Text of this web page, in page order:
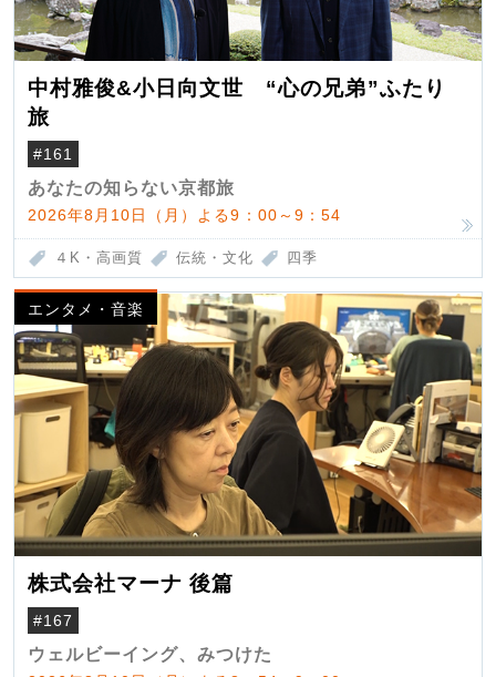
中村雅俊&小日向文世 “心の兄弟”ふたり
旅
#161
あなたの知らない京都旅
2026年8月10日（月）よる9：00～9：54
４K・高画質 伝統・文化 四季
エンタメ・音楽
株式会社マーナ 後篇
#167
ウェルビーイング、みつけた